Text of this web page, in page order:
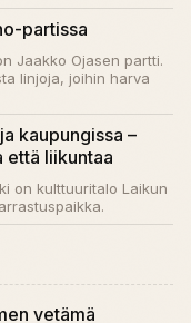
partissa
Jaakko Ojasen partti.
linjoja, joihin harva
kaupungissa –
että liikuntaa
on kulttuuritalo Laikun
vetämä